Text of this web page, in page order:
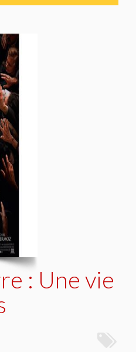
: Une vie